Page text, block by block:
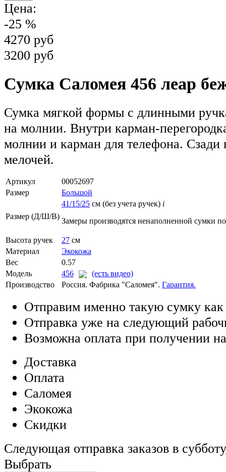
Цена:
-25 %
4270 руб
3200 руб
Сумка Саломея 456 леар
Сумка мягкой формы с длинными
на молнии. Внутри карман-
молнии и карман для телефона.
мелочей.
Артикул
00052697
Размер
Большой
Размер (Д/Ш/В)
41/15/25 см (без учета ручек) i
Замеры производятся ненаполненной сумки
Высота ручек 27 см
Материал
Экокожа
Вес
0.57
Модель
456
(есть видео)
Производство
Россия. Фабрика "Саломея". Гарантия.
Отправим именно такую сумку
Отправка уже на следующий
Возможна оплата при получении
Доставка
Оплата
Саломея
Экокожа
Скидки
Следующая отправка заказов в
Выбрать